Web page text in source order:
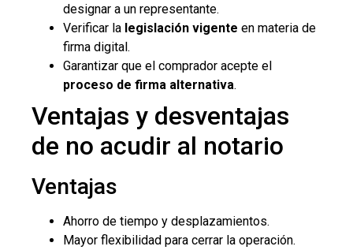
designar a un representante.
Verificar la legislación vigente en materia de
firma digital.
Garantizar que el comprador acepte el
proceso de firma alternativa.
Ventajas y desventajas
de no acudir al notario
Ventajas
Ahorro de tiempo y desplazamientos.
Mayor flexibilidad para cerrar la operación.